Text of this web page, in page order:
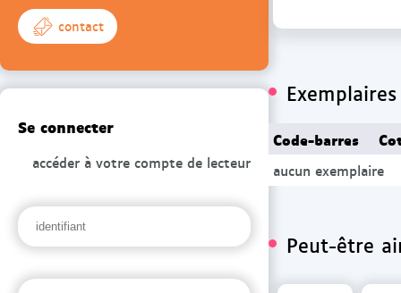
Exemplaires
Code-barres
aucun exemplaire
Peut-être
contact
Se connecter
accéder à votre compte de lecteur